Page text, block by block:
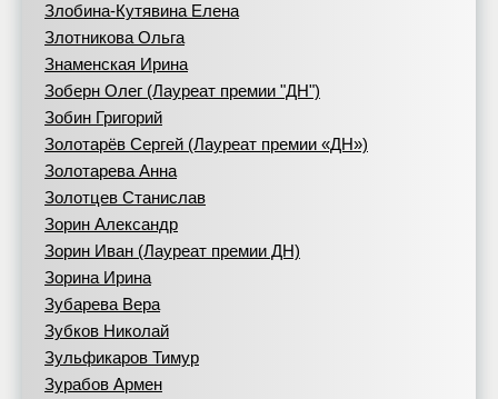
Злобина-Кутявина Елена
Злотникова Ольга
Знаменская Ирина
Зоберн Олег (Лауреат премии "ДН")
Зобин Григорий
Золотарёв Сергей (Лауреат премии «ДН»)
Золотарева Анна
Золотцев Станислав
Зорин Александр
Зорин Иван (Лауреат премии ДН)
Зорина Ирина
Зубарева Вера
Зубков Николай
Зульфикаров Тимур
Зурабов Армен